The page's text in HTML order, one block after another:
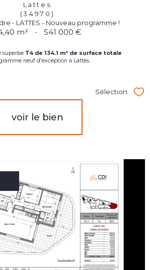
Lattes
(34970)
- LATTES - Nouveau programme !
m² - 541 000 €
superbe T4 d e 134.1 m² de surface totale
neuf d'exception à Lattes.
Sélection
voir le bien